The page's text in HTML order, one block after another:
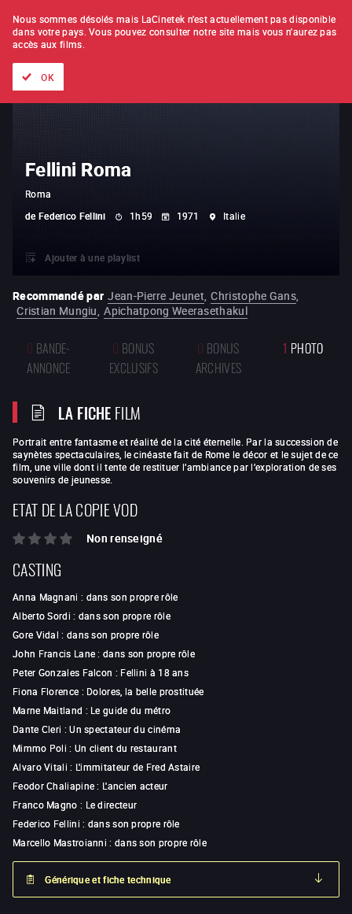
À L'UNITÉ ABONNEMENT
Fellini Roma
Roma
de Federico Fellini 1h59 1971 Italie
Ajouter à une playlist
Recommandé par Jean-Pierre Jeunet, Christophe Gans,
Cristian Mungiu, Apichatpong Weerasethakul
0 BANDE-
ANNONCE
0 BONUS
EXCLUSIFS
0 BONUS
ARCHIVES
1 PHOTO
LA FICHEFILM
Portrait entre fantasme et réalité de la cité éternelle. Par la succession de
saynètes spectaculaires, le cinéaste fait de Rome le décor et le sujet de ce
film, une ville dont il tente de restituer l’ambiance par l’exploration de ses
souvenirs de jeunesse.
ETAT DE LA COPIE VOD
Non renseigné
CASTING
Anna Magnani : dans son propre rôle
Alberto Sordi : dans son propre rôle
Gore Vidal : dans son propre rôle
John Francis Lane:dans son propre rôle
Peter Gonzales Falcon : Fellini à 18 ans
Fiona Florence : Dolores, la belle prostituée
Marne Maitland : Le guide du métro
Dante Cleri :Un spectateur du cinéma
Mimmo Poli : Un client du restaurant
Alvaro Vitali : L'immitateur de Fred Astaire
Feodor Chaliapine: L'ancien acteur
Franco Magno : Le directeur
Federico Fellini : dans son propre rôle
Marcello Mastroianni : dans son propre rôle
Générique et fiche technique
Nous sommes désolés mais LaCinetek n'est actuellement pas disponible
dans votre pays. Vous pouvez consulter notre site mais vous n'aurez pas
accès aux films.
OK